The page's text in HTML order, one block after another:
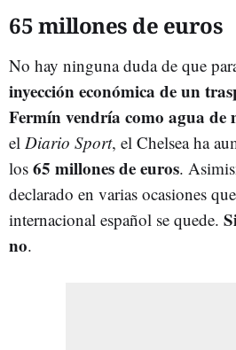
65 millones de euros
No hay ninguna duda de que
inyección económica de un
Fermín vendría como agua de
el Diario Sport, el Chelsea ha
los 65 millones de euros.
declarado en varias ocasiones
internacional español se quede.
no.